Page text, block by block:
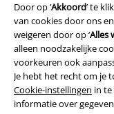
Door op ‘Akkoord’ te
van cookies door ons
weigeren door op ‘Alles
alleen noodzakelijke
voorkeuren ook
Je hebt het recht om je
Cookie-instellingen in
informatie over
Bedrijfsgegevens
Privacyverklaring
Verklaring van
Informatie over